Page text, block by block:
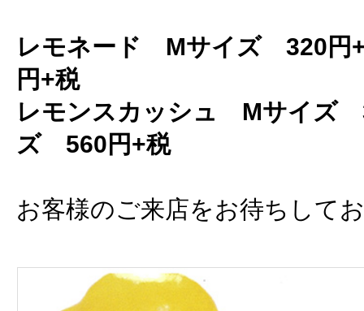
レモネード Mサイズ 320
円+税
レモンスカッシュ Mサイズ
ズ 560円+税
お客様のご来店をお待ちして